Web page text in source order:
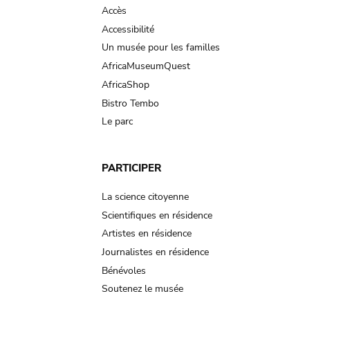
Accès
Accessibilité
Un musée pour les familles
AfricaMuseumQuest
AfricaShop
Bistro Tembo
Le parc
PARTICIPER
La science citoyenne
Scientifiques en résidence
Artistes en résidence
Journalistes en résidence
Bénévoles
Soutenez le musée